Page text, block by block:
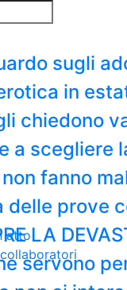
sugli
in
chiedono
a scegliere
fanno
delle prove
LA
servono
atto